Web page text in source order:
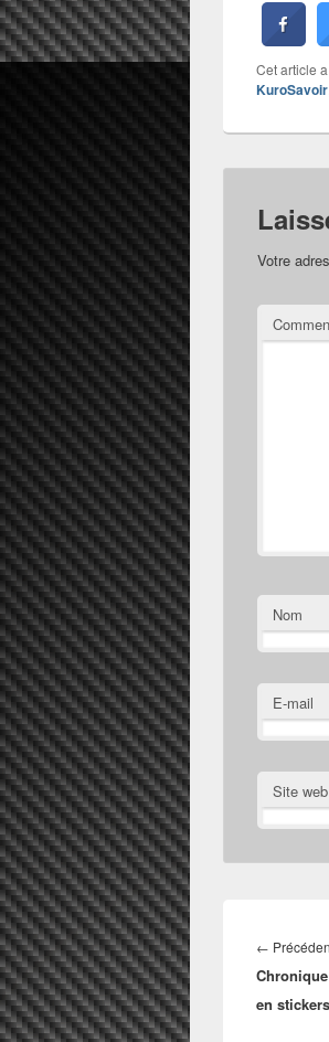
Cet article
KuroSavoir
Votre
Nom
E-mail
Site web
de
l’article
←
en